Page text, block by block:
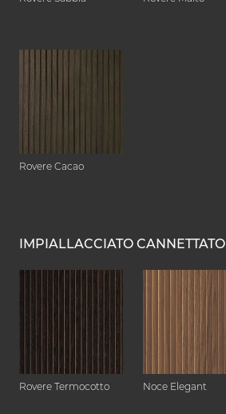
Rovere Cacao
IMPIALLACCIATO CANNETTATO
Rovere Termocotto Noce Elegant